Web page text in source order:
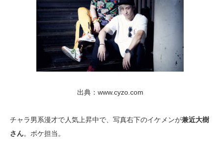
出典：www.cyzo.com
チャラ男系漫才で人気上昇中で、写真右下のイケメンが兼近大樹
さん。ボケ担当。